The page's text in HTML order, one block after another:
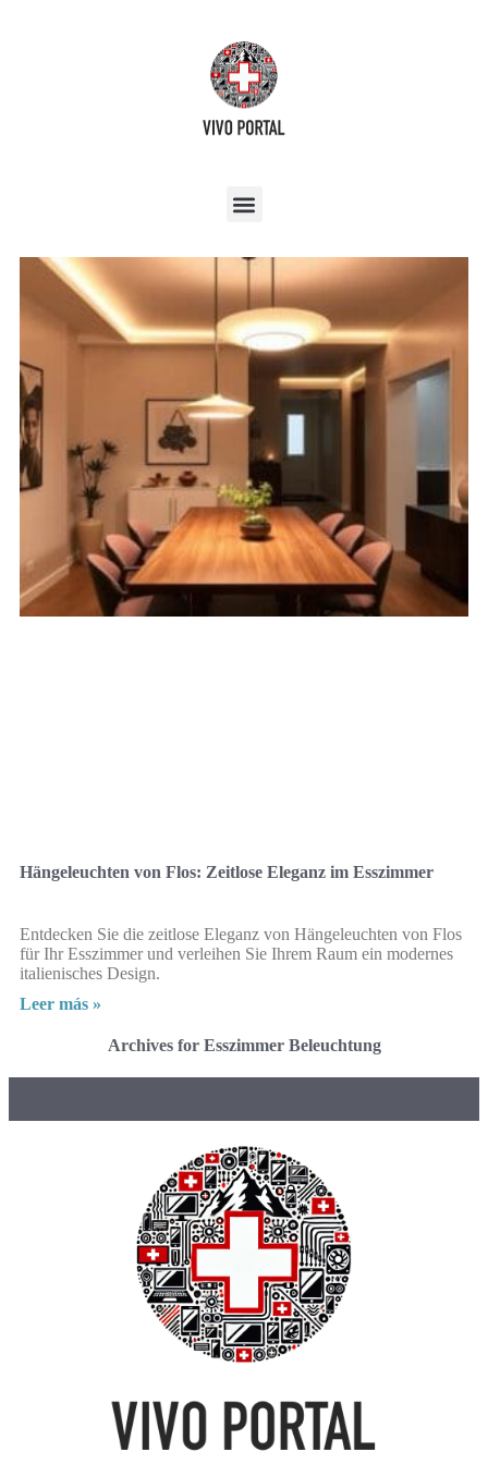
Hängeleuchten von Flos: Zeitlose Eleganz im Esszimmer
Entdecken Sie die zeitlose Eleganz von Hängeleuchten von Flos
für Ihr Esszimmer und verleihen Sie Ihrem Raum ein modernes
italienisches Design.
Leer más »
Archives for Esszimmer Beleuchtung